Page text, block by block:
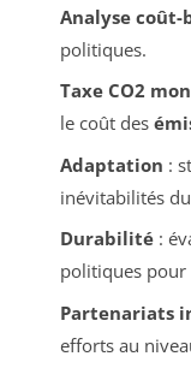
Analyse coût-
politiques.
Taxe CO2
le coût des
Adaptation :
inévitabilités du
Durabilité:
politiques
Partenariats
efforts au